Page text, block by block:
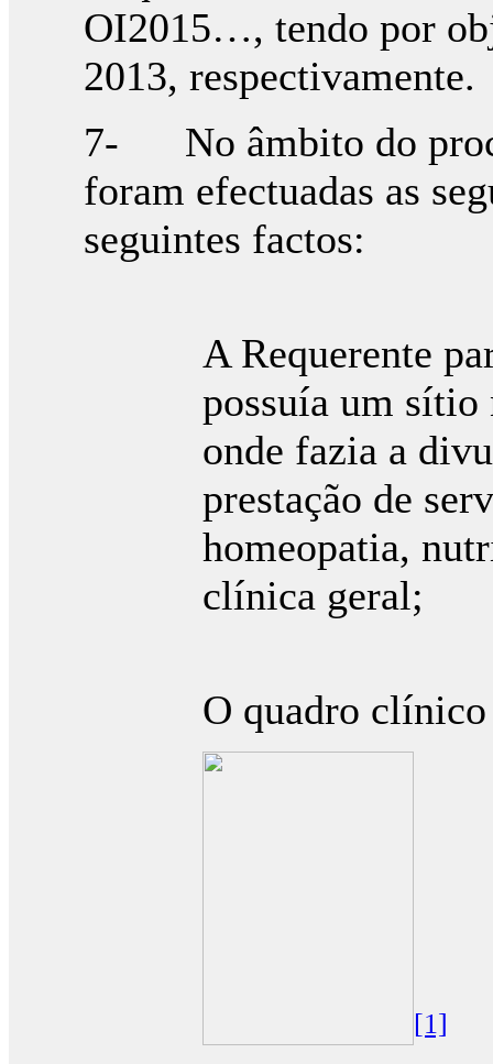
OI2015…, tendo por
2013, respectivamente.
7- No âmbito do
foram efectuadas as
seguintes factos:
A Requerente
possuía um
onde fazia a
prestação de
homeopatia,
clínica geral;
O quadro
[1]